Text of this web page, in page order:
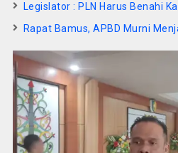
Legislator : PLN Harus Benahi
Rapat Bamus, APBD Murni